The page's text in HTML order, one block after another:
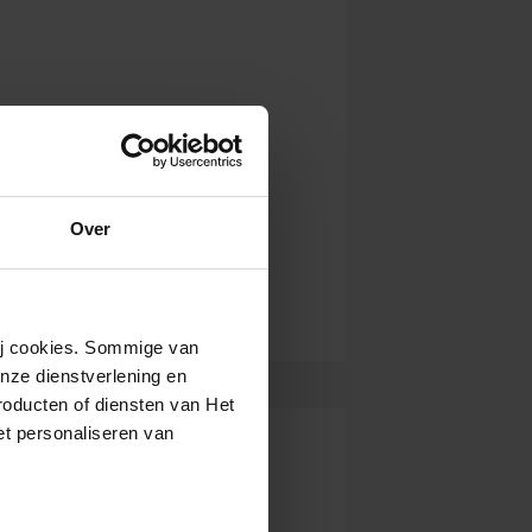
Over
cookies. Sommige van
dienstverlening en
of diensten van Het
personaliseren van